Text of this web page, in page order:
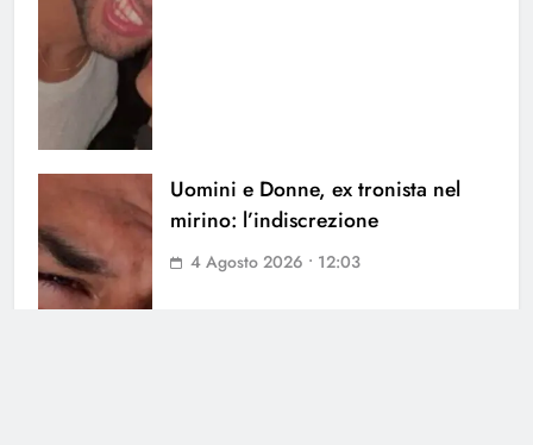
Uomini e Donne, ex tronista nel
mirino: l’indiscrezione
4 Agosto 2026 • 12:03